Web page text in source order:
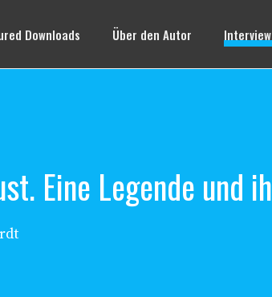
Downloads Über den Autor
Eine Legende und